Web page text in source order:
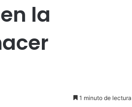
la
1 minuto de lectura